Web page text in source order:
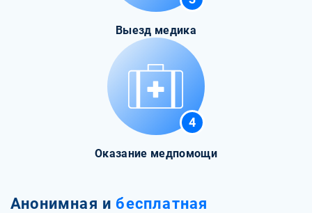
Выезд медика
4
Оказание медпомощи
Анонимная и бесплатная